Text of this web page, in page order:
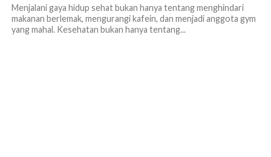
Menjalani gaya hidup sehat bukan hanya tentang menghindari
makanan berlemak, mengurangi kafein, dan menjadi anggota gym
yang mahal. Kesehatan bukan hanya tentang...